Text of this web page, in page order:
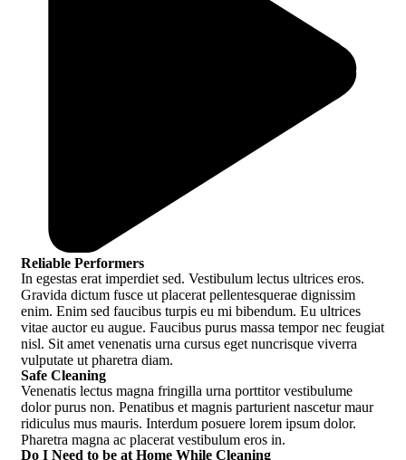
Reliable Performers
In egestas erat imperdiet sed. Vestibulum lectus ultrices eros.
Gravida dictum fusce ut placerat pellentesquerae dignissim
enim. Enim sed faucibus turpis eu mi bibendum. Eu ultrices
vitae auctor eu augue. Faucibus purus massa tempor nec feugiat
nisl. Sit amet venenatis urna cursus eget nuncrisque viverra
vulputate ut pharetra diam.
Safe Cleaning
Venenatis lectus magna fringilla urna porttitor vestibulume
dolor purus non. Penatibus et magnis parturient nascetur maur
ridiculus mus mauris. Interdum posuere lorem ipsum dolor.
Pharetra magna ac placerat vestibulum eros in.
Do I Need to be at Home While Cleaning